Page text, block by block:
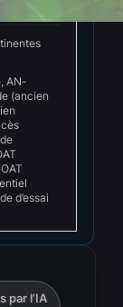
l'index
AN-
(ancien
d’essai
par l’IA